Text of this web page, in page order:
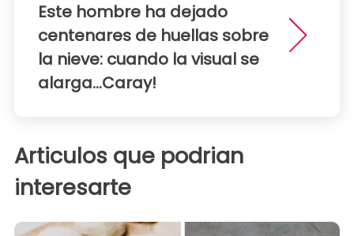
Este hombre ha dejado
centenares de huellas sobre
la nieve: cuando la visual se
alarga...Caray!
Articulos que podrian
interesarte